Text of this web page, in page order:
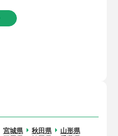
宮城県 秋田県
山形県